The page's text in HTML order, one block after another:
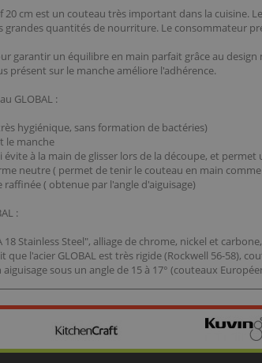
20 cm est un couteau très important dans la
quantités de nourriture. Le consommateur
garantir un équilibre en main parfait grâce au
présent sur le manche améliore l'adhérence.
GLOBAL :
hygiénique, sans formation de bactéries)
le manche
à la main de glisser lors de la découpe, et
neutre ( permet de tenir le couteau en main
( obtenue par l'angle d'aiguisage)
:
18 Stainless Steel", alliage de chrome, nickel et
l'acier GLOBAL est très rigide (Rockwell 56-58),
sous un angle de 15 à 17° (couteaux